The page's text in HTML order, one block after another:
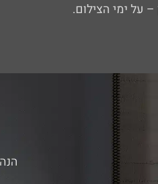
על ימי הצילום.